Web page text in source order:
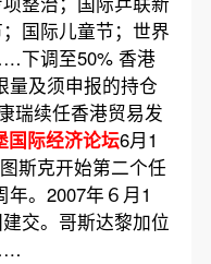
国际儿童节；世界
下调至50% 香港
量及须申报的持仓
瑞续任香港贸易发
国际经济论坛6月1
斯克开始第二个任
。2007年６月1
交。哥斯达黎加位